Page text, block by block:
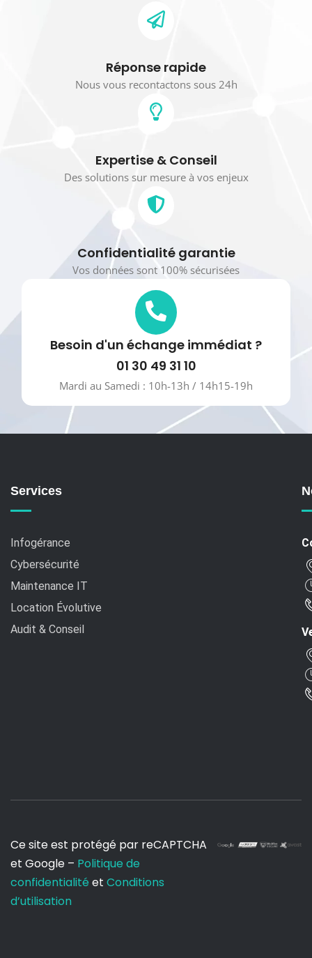
Réponse rapide
Nous vous recontactons sous 24h
Expertise & Conseil
Des solutions sur mesure à vos enjeux
Confidentialité garantie
Vos données sont 100% sécurisées
Besoin d'un échange immédiat ?
01 30 49 31 10
Mardi au Samedi : 10h-13h / 14h15-19h
Services
Infogérance
Cybersécurité
Maintenance IT
Location Évolutive
Audit & Conseil
Ce site est protégé par reCAPTCHA
et Google – Politique de
confidentialité et Conditions
d’utilisation